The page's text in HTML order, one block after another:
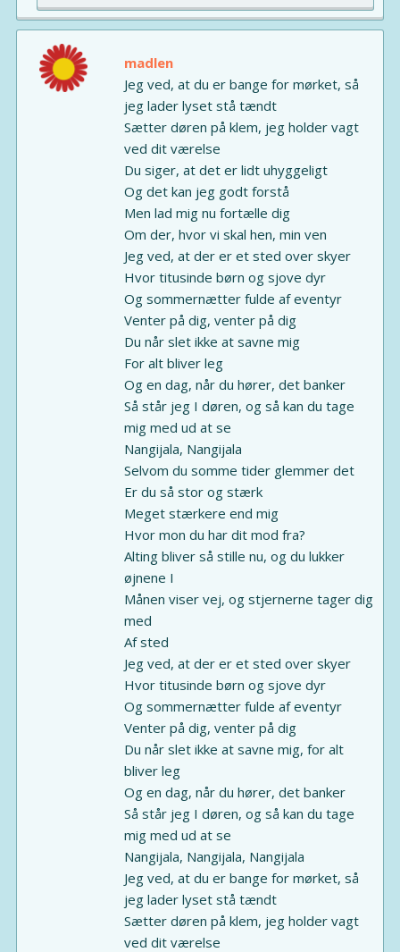
madlen
Jeg ved, at du er bange for mørket, så
jeg lader lyset stå tændt
Sætter døren på klem, jeg holder vagt
ved dit værelse
Du siger, at det er lidt uhyggeligt
Og det kan jeg godt forstå
Men lad mig nu fortælle dig
Om der, hvor vi skal hen, min ven
Jeg ved, at der er et sted over skyer
Hvor titusinde børn og sjove dyr
Og sommernætter fulde af eventyr
Venter på dig, venter på dig
Du når slet ikke at savne mig
For alt bliver leg
Og en dag, når du hører, det banker
Så står jeg I døren, og så kan du tage
mig med ud at se
Nangijala, Nangijala
Selvom du somme tider glemmer det
Er du så stor og stærk
Meget stærkere end mig
Hvor mon du har dit mod fra?
Alting bliver så stille nu, og du lukker
øjnene I
Månen viser vej, og stjernerne tager dig
med
Af sted
Jeg ved, at der er et sted over skyer
Hvor titusinde børn og sjove dyr
Og sommernætter fulde af eventyr
Venter på dig, venter på dig
Du når slet ikke at savne mig, for alt
bliver leg
Og en dag, når du hører, det banker
Så står jeg I døren, og så kan du tage
mig med ud at se
Nangijala, Nangijala, Nangijala
Jeg ved, at du er bange for mørket, så
jeg lader lyset stå tændt
Sætter døren på klem, jeg holder vagt
ved dit værelse